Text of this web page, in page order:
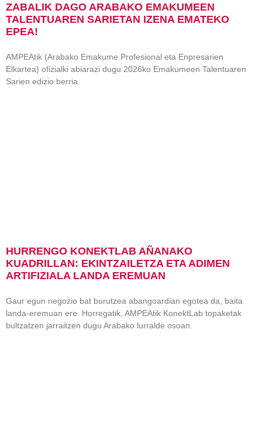
ZABALIK DAGO ARABAKO EMAKUMEEN
TALENTUAREN SARIETAN IZENA EMATEKO
EPEA!
AMPEAtik (Arabako Emakume Profesional eta Enpresarien
Elkartea) ofizialki abiarazi dugu 2026ko Emakumeen Talentuaren
Sarien edizio berria.
HURRENGO KONEKTLAB AÑANAKO
KUADRILLAN: EKINTZAILETZA ETA ADIMEN
ARTIFIZIALA LANDA EREMUAN
Gaur egun negozio bat burutzea abangoardian egotea da, baita
landa-eremuan ere. Horregatik, AMPEAtik KonektLab topaketak
bultzatzen jarraitzen dugu Arabako lurralde osoan.